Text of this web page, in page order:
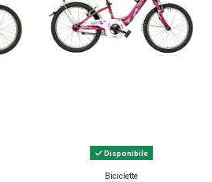
Disponibile
Biciclette